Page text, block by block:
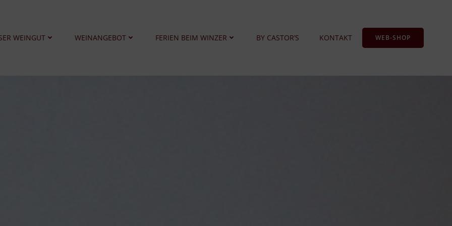
WEINGUT WEINANGEBOT FERIEN BEIM WINZER BY CASTOR’S KONTAKT WEB-SHOP